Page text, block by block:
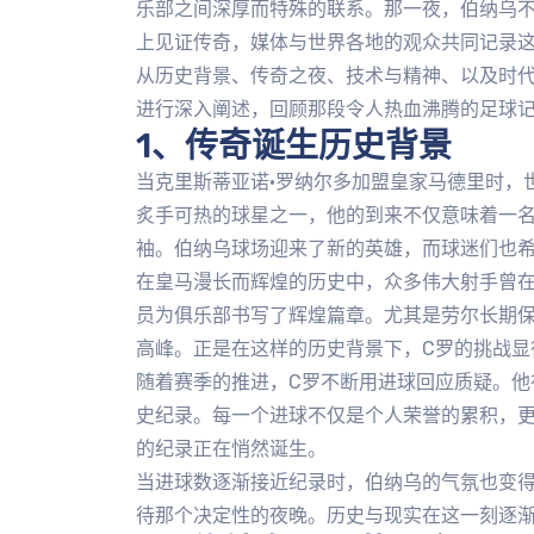
乐部之间深厚而特殊的联系。那一夜，伯纳乌
上见证传奇，媒体与世界各地的观众共同记录
从历史背景、传奇之夜、技术与精神、以及时
进行深入阐述，回顾那段令人热血沸腾的足球
1、传奇诞生历史背景
当克里斯蒂亚诺·罗纳尔多加盟皇家马德里时
炙手可热的球星之一，他的到来不仅意味着一
袖。伯纳乌球场迎来了新的英雄，而球迷们也
在皇马漫长而辉煌的历史中，众多伟大射手曾
员为俱乐部书写了辉煌篇章。尤其是劳尔长期
高峰。正是在这样的历史背景下，C罗的挑战
随着赛季的推进，C罗不断用进球回应质疑。
史纪录。每一个进球不仅是个人荣誉的累积，
的纪录正在悄然诞生。
当进球数逐渐接近纪录时，伯纳乌的气氛也变
待那个决定性的夜晚。历史与现实在这一刻逐